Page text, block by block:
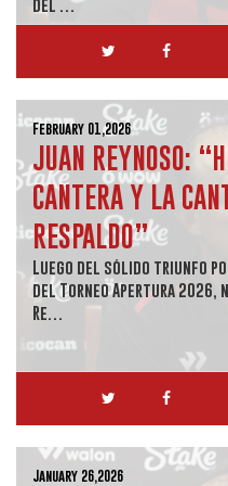
February 01,2026
JUAN REYNOSO:
CANTERA Y LA
RESPALDO”
Luego del sólido triunfo
del Torneo Apertura 2026,
Re…
January 26,2026